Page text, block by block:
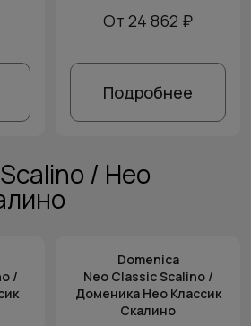
От 24 862 ₽
Подробнее
/ Нео
/
Domenica
Neo Classic Scalino /
Доменика Нео Классик
Скалино